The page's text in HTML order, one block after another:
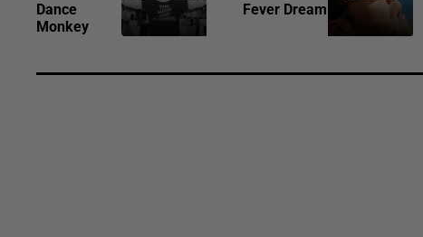
Dance
Monkey
Fever Dream